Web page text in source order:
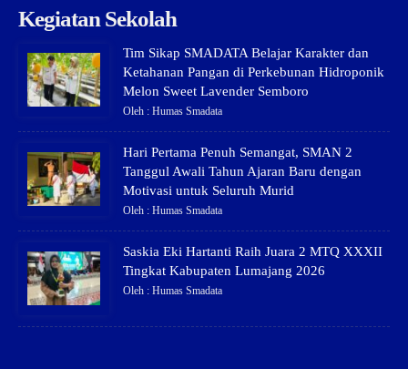
Kegiatan Sekolah
Tim Sikap SMADATA Belajar Karakter dan
Ketahanan Pangan di Perkebunan Hidroponik
Melon Sweet Lavender Semboro
Oleh : Humas Smadata
Hari Pertama Penuh Semangat, SMAN 2
Tanggul Awali Tahun Ajaran Baru dengan
Motivasi untuk Seluruh Murid
Oleh : Humas Smadata
Saskia Eki Hartanti Raih Juara 2 MTQ XXXII
Tingkat Kabupaten Lumajang 2026
Oleh : Humas Smadata